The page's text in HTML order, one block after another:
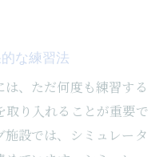
な練習法
、ただ何度も練習する
り入れることが重要で
設では、シミュレータ